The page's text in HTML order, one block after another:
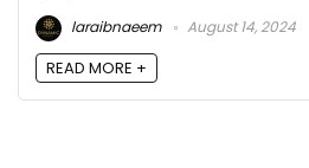
laraibnaeem
August 14, 2024
READ MORE +